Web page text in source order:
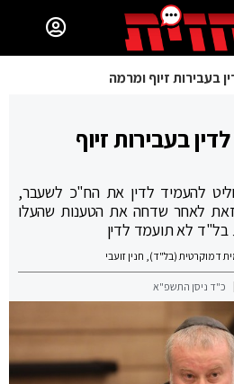
בעבירות זיוף ומרמה
בעבירות זיוף
להעמיד לדין את הח"כ לשעבר,
וזאת לאחר שדחה את הטענות שהעלו
בל"ד לא תועמד לדין
דמוקרטית (בל"ד), חנין זועבי
כ"ד ניסן התשפ"א